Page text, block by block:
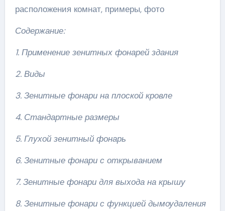
расположения комнат, примеры, фото
Содержание:
1. Применение зенитных фонарей здания
2. Виды
3. Зенитные фонари на плоской кровле
4. Стандартные размеры
5. Глухой зенитный фонарь
6. Зенитные фонари с открыванием
7. Зенитные фонари для выхода на крышу
8. Зенитные фонари с функцией дымоудаления